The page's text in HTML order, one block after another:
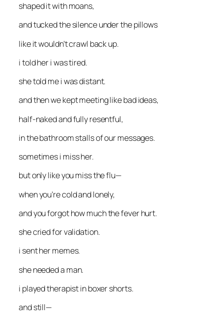
shaped it with moans,
and tucked the silence under the pillows
like it wouldn’t crawl back up.
i told her i was tired.
she told me i was distant.
and then we kept meeting like bad ideas,
half-naked and fully resentful,
in the bathroom stalls of our messages.
sometimes i miss her.
but only like you miss the flu—
when you’re cold and lonely,
and you forgot how much the fever hurt.
she cried for validation.
i sent her memes.
she needed a man.
i played therapist in boxer shorts.
and still—